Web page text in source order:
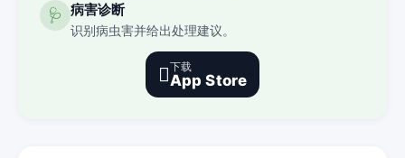
🩺 病害诊断
识别病虫害并给出处理建议。
下载
App Store